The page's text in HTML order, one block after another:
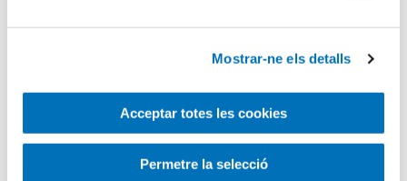
Mostrar-ne els detalls
Acceptar totes les cookies
Permetre la selecció
Pediatria